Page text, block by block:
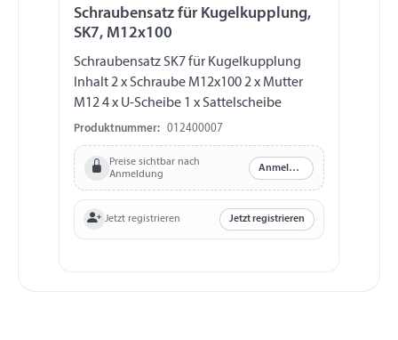
Schraubensatz für Kugelkupplung,
SK7, M12x100
Schraubensatz SK7 für Kugelkupplung
Inhalt 2 x Schraube M12x100 2 x Mutter
M12 4 x U-Scheibe 1 x Sattelscheibe
Produktnummer: 012400007
Preise sichtbar nach
Anmeldung
Anmelden
Jetzt registrieren Jetzt registrieren